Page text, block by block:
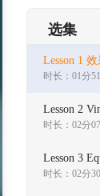
选集
Lesson 1
时长：01分
Lesson 2
时长：02分
Lesson 3
时长：02分